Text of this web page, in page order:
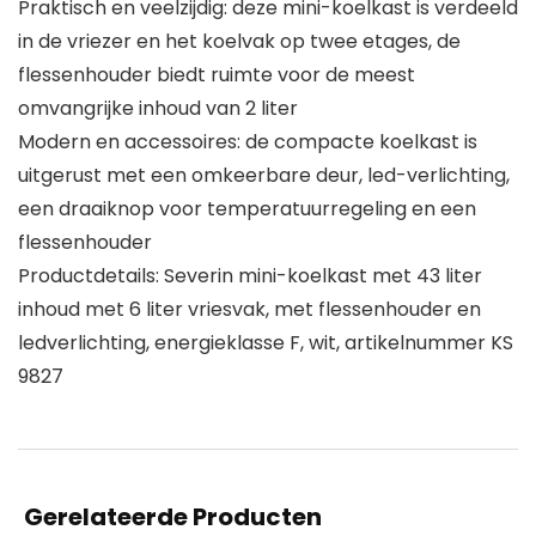
Praktisch en veelzijdig: deze mini-koelkast is verdeeld
in de vriezer en het koelvak op twee etages, de
flessenhouder biedt ruimte voor de meest
omvangrijke inhoud van 2 liter
Modern en accessoires: de compacte koelkast is
uitgerust met een omkeerbare deur, led-verlichting,
een draaiknop voor temperatuurregeling en een
flessenhouder
Productdetails: Severin mini-koelkast met 43 liter
inhoud met 6 liter vriesvak, met flessenhouder en
ledverlichting, energieklasse F, wit, artikelnummer KS
9827
Gerelateerde Producten